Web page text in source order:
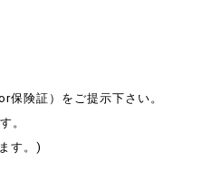
保険証）をご提示下さい。
。
す。)